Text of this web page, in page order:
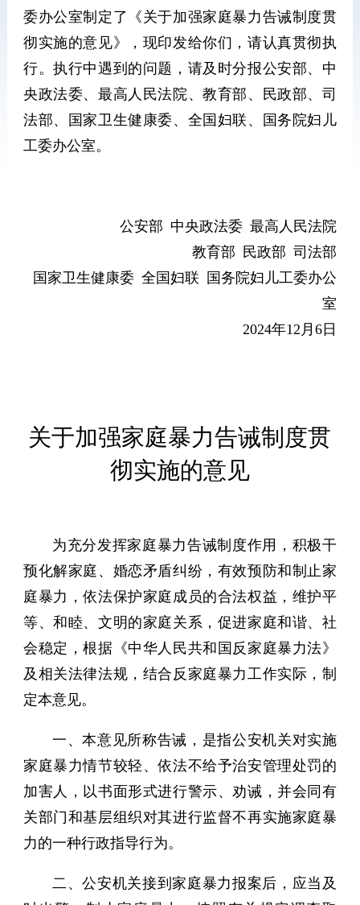
委办公室制定了《关于加强家庭暴力告诫制度贯
彻实施的意见》，现印发给你们，请认真贯彻执
行。执行中遇到的问题，请及时分报公安部、中
央政法委、最高人民法院、教育部、民政部、司
法部、国家卫生健康委、全国妇联、国务院妇儿
工委办公室。
公安部 中央政法委 最高人民法院
教育部 民政部 司法部
国家卫生健康委 全国妇联 国务院妇儿工委办公
室
2024年12月6日
关于加强家庭暴力告诫制度贯
彻实施的意见
为充分发挥家庭暴力告诫制度作用，积极干
预化解家庭、婚恋矛盾纠纷，有效预防和制止家
庭暴力，依法保护家庭成员的合法权益，维护平
等、和睦、文明的家庭关系，促进家庭和谐、社
会稳定，根据《中华人民共和国反家庭暴力法》
及相关法律法规，结合反家庭暴力工作实际，制
定本意见。
一、本意见所称告诫，是指公安机关对实施
家庭暴力情节较轻、依法不给予治安管理处罚的
加害人，以书面形式进行警示、劝诫，并会同有
关部门和基层组织对其进行监督不再实施家庭暴
力的一种行政指导行为。
二、公安机关接到家庭暴力报案后，应当及